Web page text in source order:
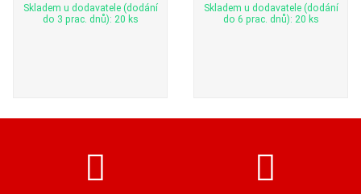
Skladem u dodavatele (dodání
do 3 prac. dnů): 20 ks
Skladem u dodavatele (dodání
do 6 prac. dnů): 20 ks